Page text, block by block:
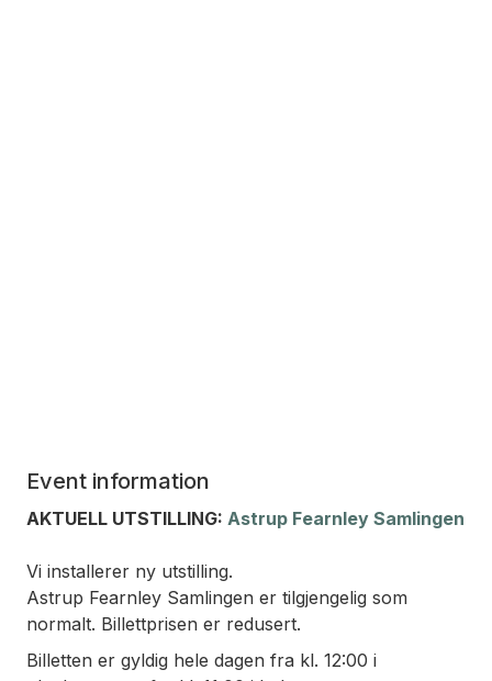
Event information
AKTUELL UTSTILLING: Astrup Fearnley Samlingen
Vi installerer ny utstilling.
Astrup Fearnley Samlingen er tilgjengelig som
normalt. Billettprisen er redusert.
Billetten er gyldig hele dagen fra kl. 12:00 i